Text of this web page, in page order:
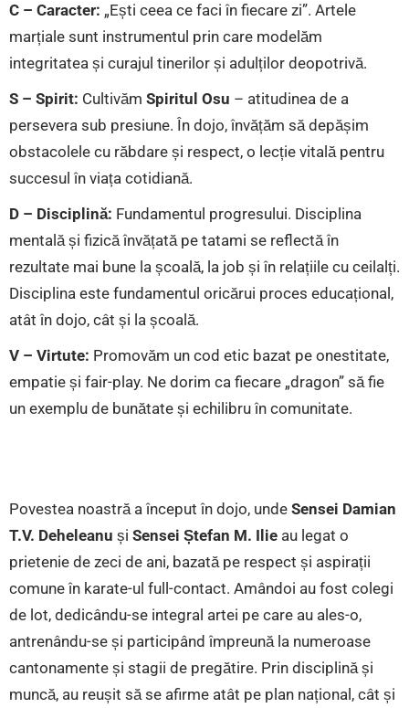
C – Caracter: „Ești ceea ce faci în fiecare zi”. Artele
marțiale sunt instrumentul prin care modelăm
integritatea și curajul tinerilor și adulților deopotrivă.
S – Spirit: Cultivăm Spiritul Osu – atitudinea de a
persevera sub presiune. În dojo, învățăm să depășim
obstacolele cu răbdare și respect, o lecție vitală pentru
succesul în viața cotidiană.
D – Disciplină: Fundamentul progresului. Disciplina
mentală și fizică învățată pe tatami se reflectă în
rezultate mai bune la școală, la job și în relațiile cu ceilalți.
Disciplina este fundamentul oricărui proces educațional,
atât în dojo, cât și la școală.
V – Virtute: Promovăm un cod etic bazat pe onestitate,
empatie și fair-play. Ne dorim ca fiecare „dragon” să fie
un exemplu de bunătate și echilibru în comunitate.
Povestea noastră a început în dojo, unde Sensei Damian
T.V. Deheleanu și Sensei Ștefan M. Ilie au legat o
prietenie de zeci de ani, bazată pe respect și aspirații
comune în karate-ul full-contact. Amândoi au fost colegi
de lot, dedicându-se integral artei pe care au ales-o,
antrenându-se și participând împreună la numeroase
cantonamente și stagii de pregătire. Prin disciplină și
muncă, au reușit să se afirme atât pe plan național, cât și